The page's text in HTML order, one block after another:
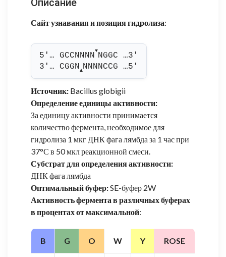
Сайт узнавания и позиция гидролиза:
5'… GCCNNNN
▼
NGGC …3'
3'… CGGN▲NNNNCCG …5'
Источник: Bacillus globigii
Определение единицы активности:
За единицу активности принимается
количество фермента, необходимое для
гидролиза 1 мкг ДНК фага лямбда за 1 час при
37°С в 50 мкл реакционной смеси.
Субстрат для определения активности:
ДНК фага лямбда
Оптимальный буфер:SE-буфер 2W
Активность фермента в различных буферах
в процентах от максимальной:
B G O W Y ROSE